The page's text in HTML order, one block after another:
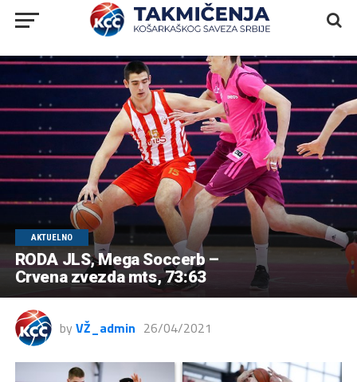
AKTUELNO
RODA JLS, Mega Soccerb –
Crvena zvezda mts, 73:63
by VŽ_admin 26/04/2021